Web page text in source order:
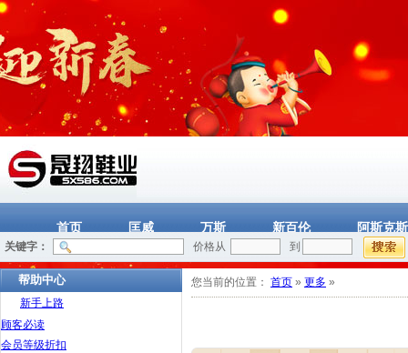
首页 匡威 万斯 新百伦 阿斯克斯
关键字： 价格从 到
帮助中心
新手上路
顾客必读
会员等级折扣
您当前的位置： 首页 » 更多 »